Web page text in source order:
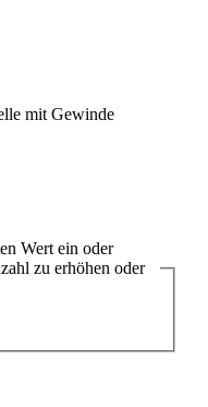
Wert ein oder
zu erhöhen oder